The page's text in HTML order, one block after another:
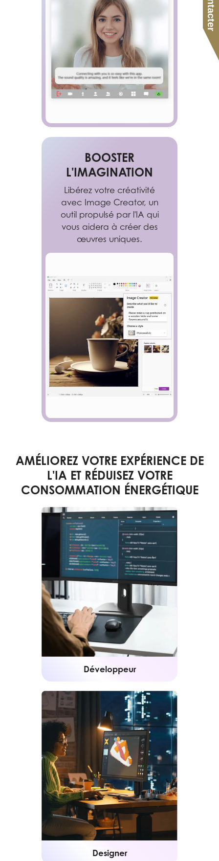
BOOSTER
L'IMAGINATION
Libérez votre créativité
avec Image Creator, un
outil propulsé par l'IA qui
vous aidera à créer des
œuvres uniques.
AMÉLIOREZ VOTRE EXPÉRIENCE DE
L'IA ET RÉDUISEZ VOTRE
CONSOMMATION ÉNERGÉTIQUE
Développeur
Designer